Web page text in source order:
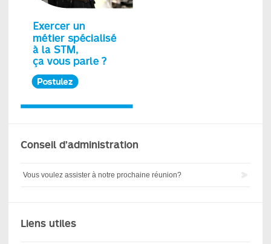
Conseil d’administration
Vous voulez assister à notre prochaine réunion?
Liens utiles